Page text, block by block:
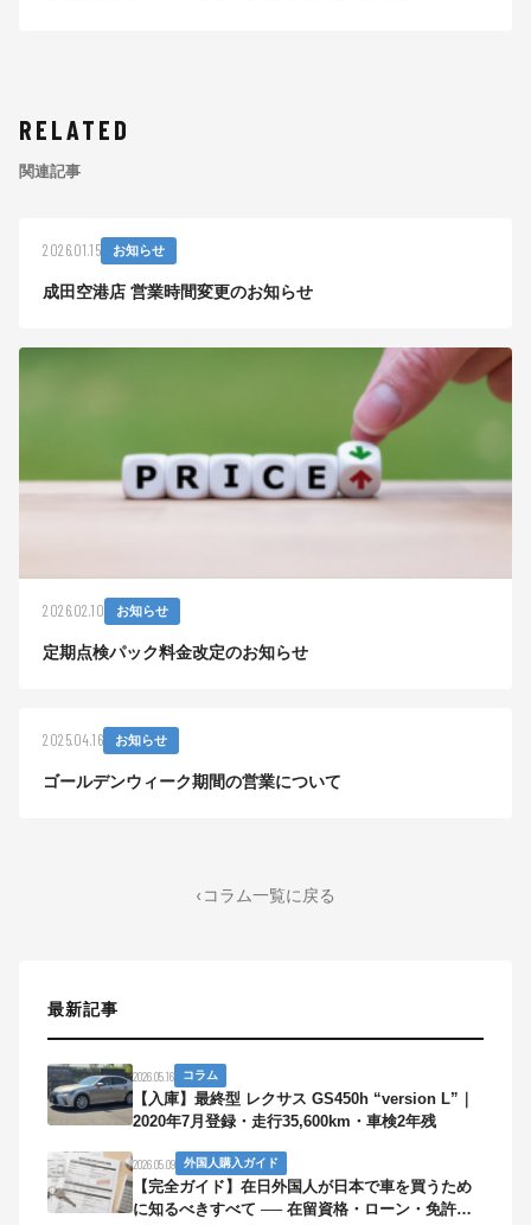
RELATED
関連記事
2026.01.15 お知らせ
成田空港店 営業時間変更のお知らせ
2026.02.10 お知らせ
定期点検パック料金改定のお知らせ
2025.04.16 お知らせ
ゴールデンウィーク期間の営業について
コラム一覧に戻る
最新記事
2026.05.16 コラム
【入庫】最終型 レクサス GS450h “version L”｜
2020年7月登録・走行35,600km・車検2年残
2026.05.09 外国人購入ガイド
【完全ガイド】在日外国人が日本で車を買うため
に知るべきすべて ── 在留資格・ローン・免許・